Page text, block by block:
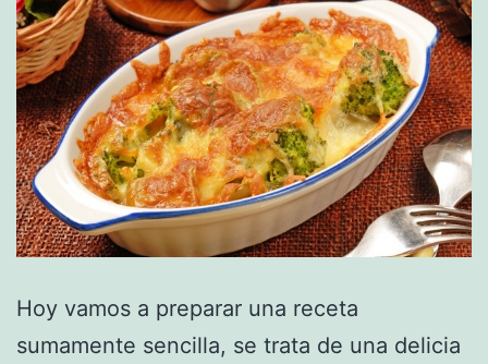
Hoy vamos a preparar una receta
sumamente sencilla, se trata de una delicia